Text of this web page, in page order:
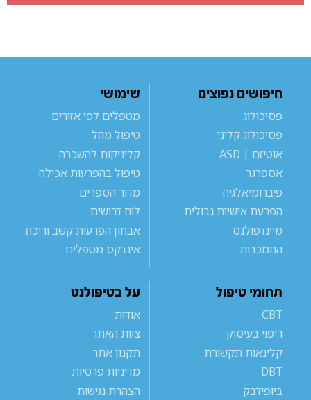
חיפושים נפוצים
פסיכולוג
פסיכולוג קליני
אוטיזם | ASD
אספרגר
פיברומיאלגיה
הפרעת אישיות גבולית
מיינדפולנס
התמכרות
שימושי
מטפלים לפי אזורים
טיפול מוזל
קליניקות להשכרה
טיפול בהפרעות אכילה
מדור הספרים
לוח דרושים
אבחון הפרעות קשב וריכוז
אינדקס מטפלים
תחומי טיפול
CBT
ריפוי בעיסוק
קלינאות תקשורת
DBT
ביופידבק
על בטיפולנט
אודות
צוות האתר
תקנון אתר
מדיניות פרטיות
הצהרת נגישות